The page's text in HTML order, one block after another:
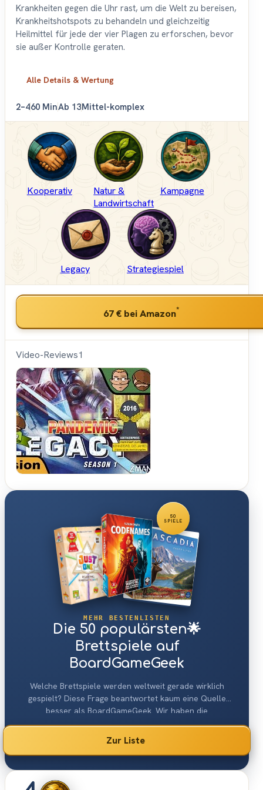
Krankheiten gegen die Uhr rast, um die Welt zu bereisen,
Krankheitshotspots zu behandeln und gleichzeitig
Heilmittel für jede der vier Plagen zu erforschen, bevor
sie außer Kontrolle geraten.
Alle Details & Wertung
2–460 MinAb 13Mittel-komplex
Kooperativ
Natur &
Landwirtschaft
Kampagne
Legacy Strategiespiel
67 € bei Amazon*
Video-Reviews1
50
SPIELE
MEHR BESTENLISTEN
Die 50 populärsten🌟
Brettspiele auf
BoardGameGeek
Welche Brettspiele werden weltweit gerade wirklich
gespielt? Diese Frage beantwortet kaum eine Quelle
besser als BoardGameGeek. Wir haben die
Nutzerstatistiken der Plattform ausgewertet und daraus
die 50 populärsten🌟 Brettspiele für Euch
Zur Liste